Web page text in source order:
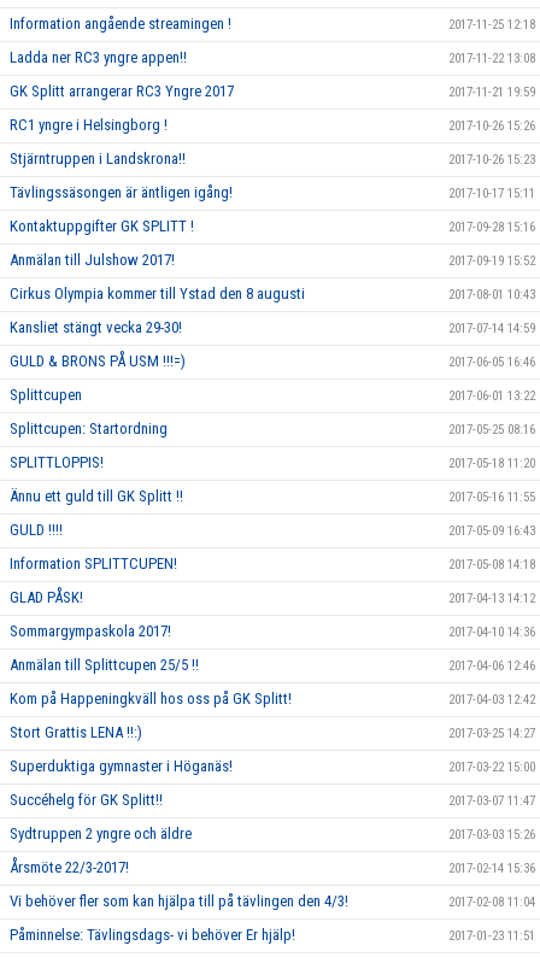
Information angående streamingen ! 2017-11-25 12:18
Ladda ner RC3 yngre appen!! 2017-11-22 13:08
GK Splitt arrangerar RC3 Yngre 2017 2017-11-21 19:59
RC1 yngre i Helsingborg ! 2017-10-26 15:26
Stjärntruppen i Landskrona!! 2017-10-26 15:23
Tävlingssäsongen är äntligen igång! 2017-10-17 15:11
Kontaktuppgifter GK SPLITT ! 2017-09-28 15:16
Anmälan till Julshow 2017! 2017-09-19 15:52
Cirkus Olympia kommer till Ystad den 8 augusti 2017-08-01 10:43
Kansliet stängt vecka 29-30! 2017-07-14 14:59
GULD & BRONS PÅ USM !!!=) 2017-06-05 16:46
Splittcupen 2017-06-01 13:22
Splittcupen: Startordning 2017-05-25 08:16
SPLITTLOPPIS! 2017-05-18 11:20
Ännu ett guld till GK Splitt !! 2017-05-16 11:55
GULD !!!! 2017-05-09 16:43
Information SPLITTCUPEN! 2017-05-08 14:18
GLAD PÅSK! 2017-04-13 14:12
Sommargympaskola 2017! 2017-04-10 14:36
Anmälan till Splittcupen 25/5 !! 2017-04-06 12:46
Kom på Happeningkväll hos oss på GK Splitt! 2017-04-03 12:42
Stort Grattis LENA !!:) 2017-03-25 14:27
Superduktiga gymnaster i Höganäs! 2017-03-22 15:00
Succéhelg för GK Splitt!! 2017-03-07 11:47
Sydtruppen 2 yngre och äldre 2017-03-03 15:26
Årsmöte 22/3-2017! 2017-02-14 15:36
Vi behöver fler som kan hjälpa till på tävlingen den 4/3! 2017-02-08 11:04
Påminnelse: Tävlingsdags- vi behöver Er hjälp! 2017-01-23 11:51